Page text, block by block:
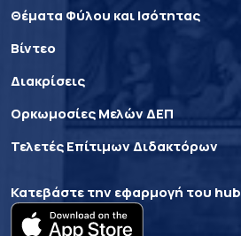
Θέματα Φύλου και Ισότητας
Βίντεο
Διακρίσεις
Ορκωμοσίες Μελών ΔΕΠ
Τελετές Επίτιμων Διδακτόρων
Κατεβάστε την εφαρμογή του